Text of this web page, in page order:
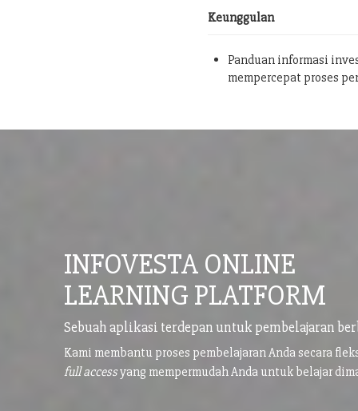
Keunggulan
Panduan informasi
mempercepat proses
INFOVESTA ONLINE
LEARNING PLATFORM
Sebuah aplikasi terdepan untuk pembelajaran
Kami membantu proses pembelajaran Anda secara
full accessyang mempermudah Anda untuk belajar